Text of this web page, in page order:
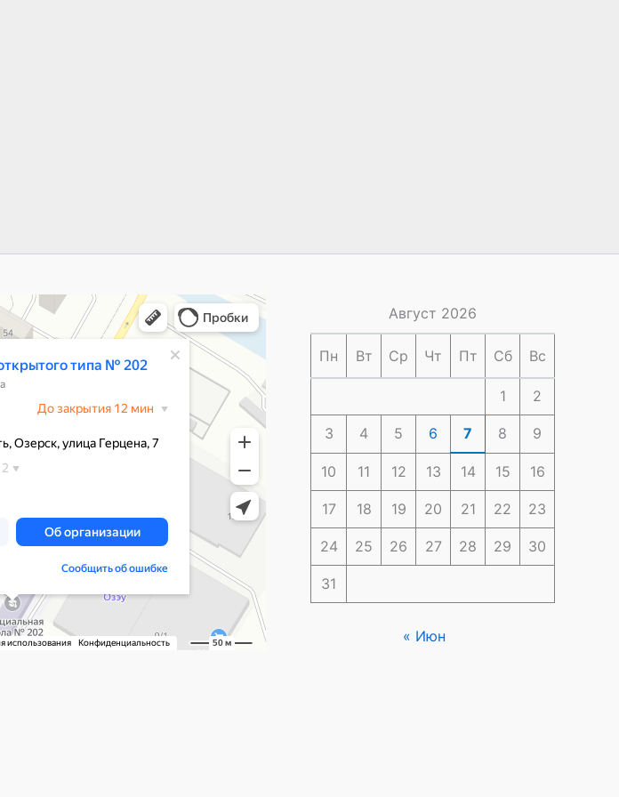
Август 2026
Пн Вт Ср Чт Пт Сб Вс
1 2
3 4 5 6 7 8 9
10 11 12 13 14 15 16
17 18 19 20 21 22 23
24 25 26 27 28 29 30
31
« Июн